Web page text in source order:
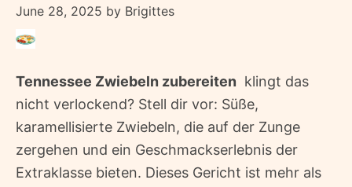
June 28, 2025 by Brigittes
Tennessee Zwiebeln zubereiten  klingt das
nicht verlockend? Stell dir vor: Süße,
karamellisierte Zwiebeln, die auf der Zunge
zergehen und ein Geschmackserlebnis der
Extraklasse bieten. Dieses Gericht ist mehr als